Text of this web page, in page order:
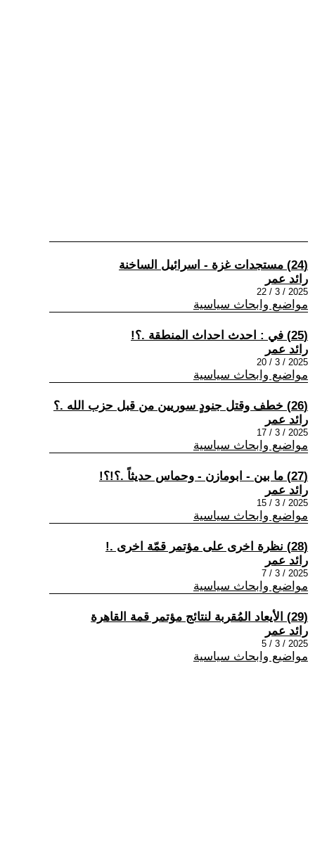
(24) مستجدات غزة - اسرائيل الساخنة
رائد عمر
2025 / 3 / 22
مواضيع وابحاث سياسية
(25) في : احدث احداث المنطقة .؟!
رائد عمر
2025 / 3 / 20
مواضيع وابحاث سياسية
(26) خطف وقتل جنودٍ سوريين من قبل حزب الله .؟
رائد عمر
2025 / 3 / 17
مواضيع وابحاث سياسية
(27) ما بين - ابومازن - وحماس حديثاً .؟!؟!
رائد عمر
2025 / 3 / 15
مواضيع وابحاث سياسية
(28) نظرة اخرى على مؤتمر قمّة اخرى .!
رائد عمر
2025 / 3 / 7
مواضيع وابحاث سياسية
(29) الأيعاد المُقربة لنتائج مؤتمر قمة القاهرة
رائد عمر
2025 / 3 / 5
مواضيع وابحاث سياسية